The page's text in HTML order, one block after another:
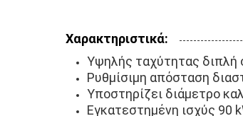
Χαρακτηριστικά:
Υψηλής ταχύτητας διπλή
Ρυθμίσιμη απόσταση
Υποστηρίζει διάμετρο
Εγκατεστημένη ισχύς 90